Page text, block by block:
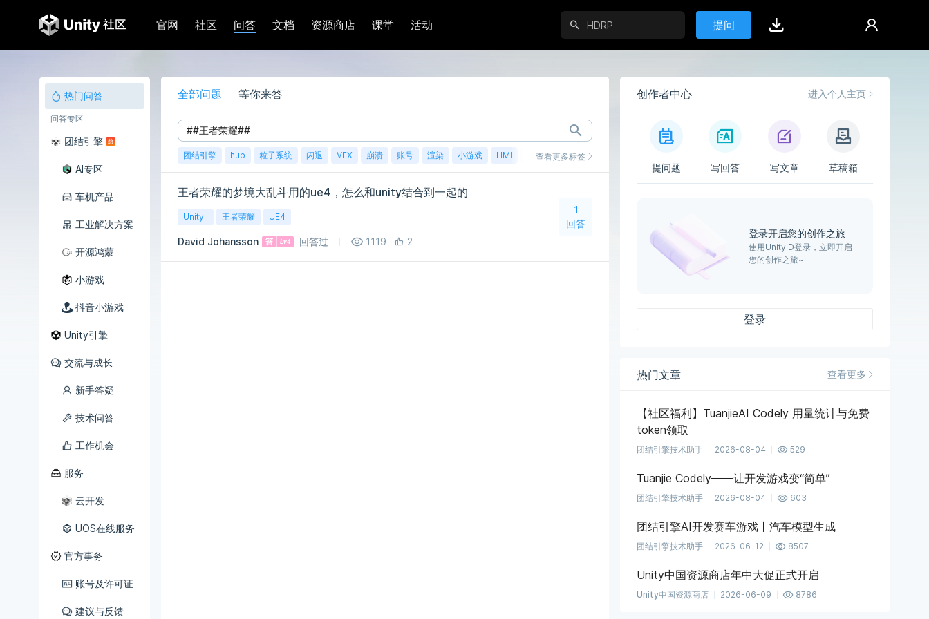
官网 社区 问答 文档 资源商店 课堂 活动 提问
热门问答
问答专区
团结引擎
AI专区
车机产品
工业解决方案
开源鸿蒙
小游戏
抖音小游戏
Unity引擎
交流与成长
新手答疑
技术问答
工作机会
服务
云开发
UOS在线服务
官方事务
账号及许可证
建议与反馈
全部问题 等你来答
团结引擎 hub 粒子系统 闪退 VFX 崩溃 账号 渲染 小游戏 HMI 鸿蒙查看更多标签
王者荣耀的梦境大乱斗用的ue4，怎么和unity结合到一起的
Unity ' 王者荣耀 UE4
David Johansson 回答过 1119 2
1
回答
创作者中心 进入个人主页
提问题 写回答 写文章 草稿箱
登录开启您的创作之旅
使用UnityID登录，立即开启
您的创作之旅~
登录
热门文章 查看更多
【社区福利】TuanjieAI Codely 用量统计与免费
token领取
团结引擎技术助手 2026-08-04 529
Tuanjie Codely——让开发游戏变“简单”
团结引擎技术助手 2026-08-04 603
团结引擎AI开发赛车游戏丨汽车模型生成
团结引擎技术助手 2026-06-12 8507
Unity中国资源商店年中大促正式开启
Unity中国资源商店 2026-06-09 8786